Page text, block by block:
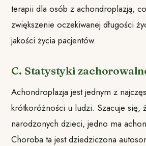
terapii dla osób z achondroplazją,
zwiększenie oczekiwanej długości
jakości życia pacjentów.
C. Statystyki
Achondroplazja jest jednym z
krótkoróżności u ludzi. Szacuje się,
narodzonych dzieci, jedno ma
Choroba ta jest dziedziczona